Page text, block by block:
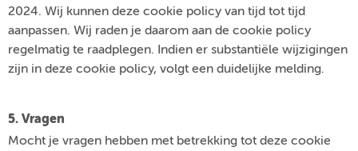
2024. Wij kunnen deze cookie policy van tijd tot tijd
aanpassen. Wij raden je daarom aan de cookie policy
regelmatig te raadplegen. Indien er substantiële wijzigingen
zijn in deze cookie policy, volgt een duidelijke melding.
5. Vragen
Mocht je vragen hebben met betrekking tot deze cookie